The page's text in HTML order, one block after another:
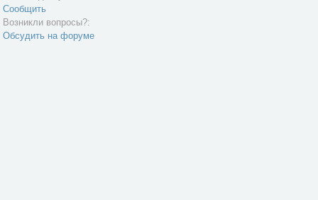
Сообщить
Возникли вопросы?:
Обсудить на форуме